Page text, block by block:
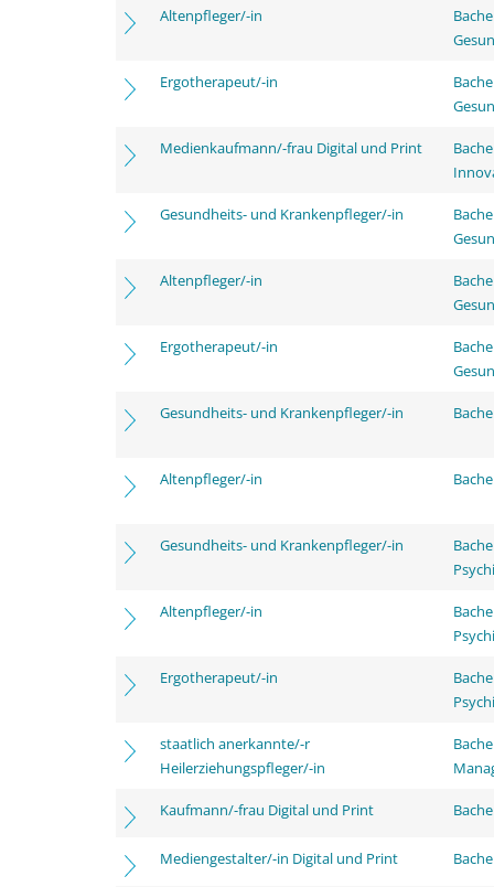
Altenpfleger/-in
Ergotherapeut/-in
Medienkaufmann/-frau Digital und Print
Gesundheits- und Krankenpfleger/-in
Altenpfleger/-in
Ergotherapeut/-in
Gesundheits- und Krankenpfleger/-in
Altenpfleger/-in
Gesundheits- und Krankenpfleger/-in
Altenpfleger/-in
Ergotherapeut/-in
staatlich anerkannte/-r
Heilerziehungspfleger/-in
Kaufmann/-frau Digital und Print
Mediengestalter/-in Digital und Print